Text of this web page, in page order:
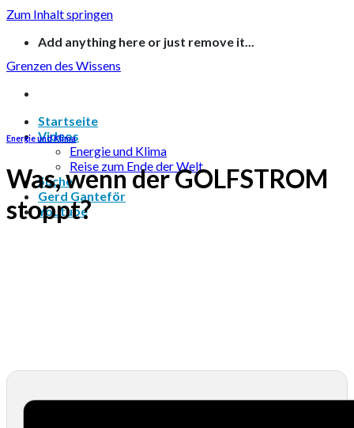
Zum Inhalt springen
Add anything here or just remove it...
Grenzen des Wissens
Startseite
Videos
Energie und Klima
Reise zum Ende der Welt
Suche
Gerd Ganteför
Youtube
Energie und Klima
Was, wenn der GOLFSTROM
stoppt?